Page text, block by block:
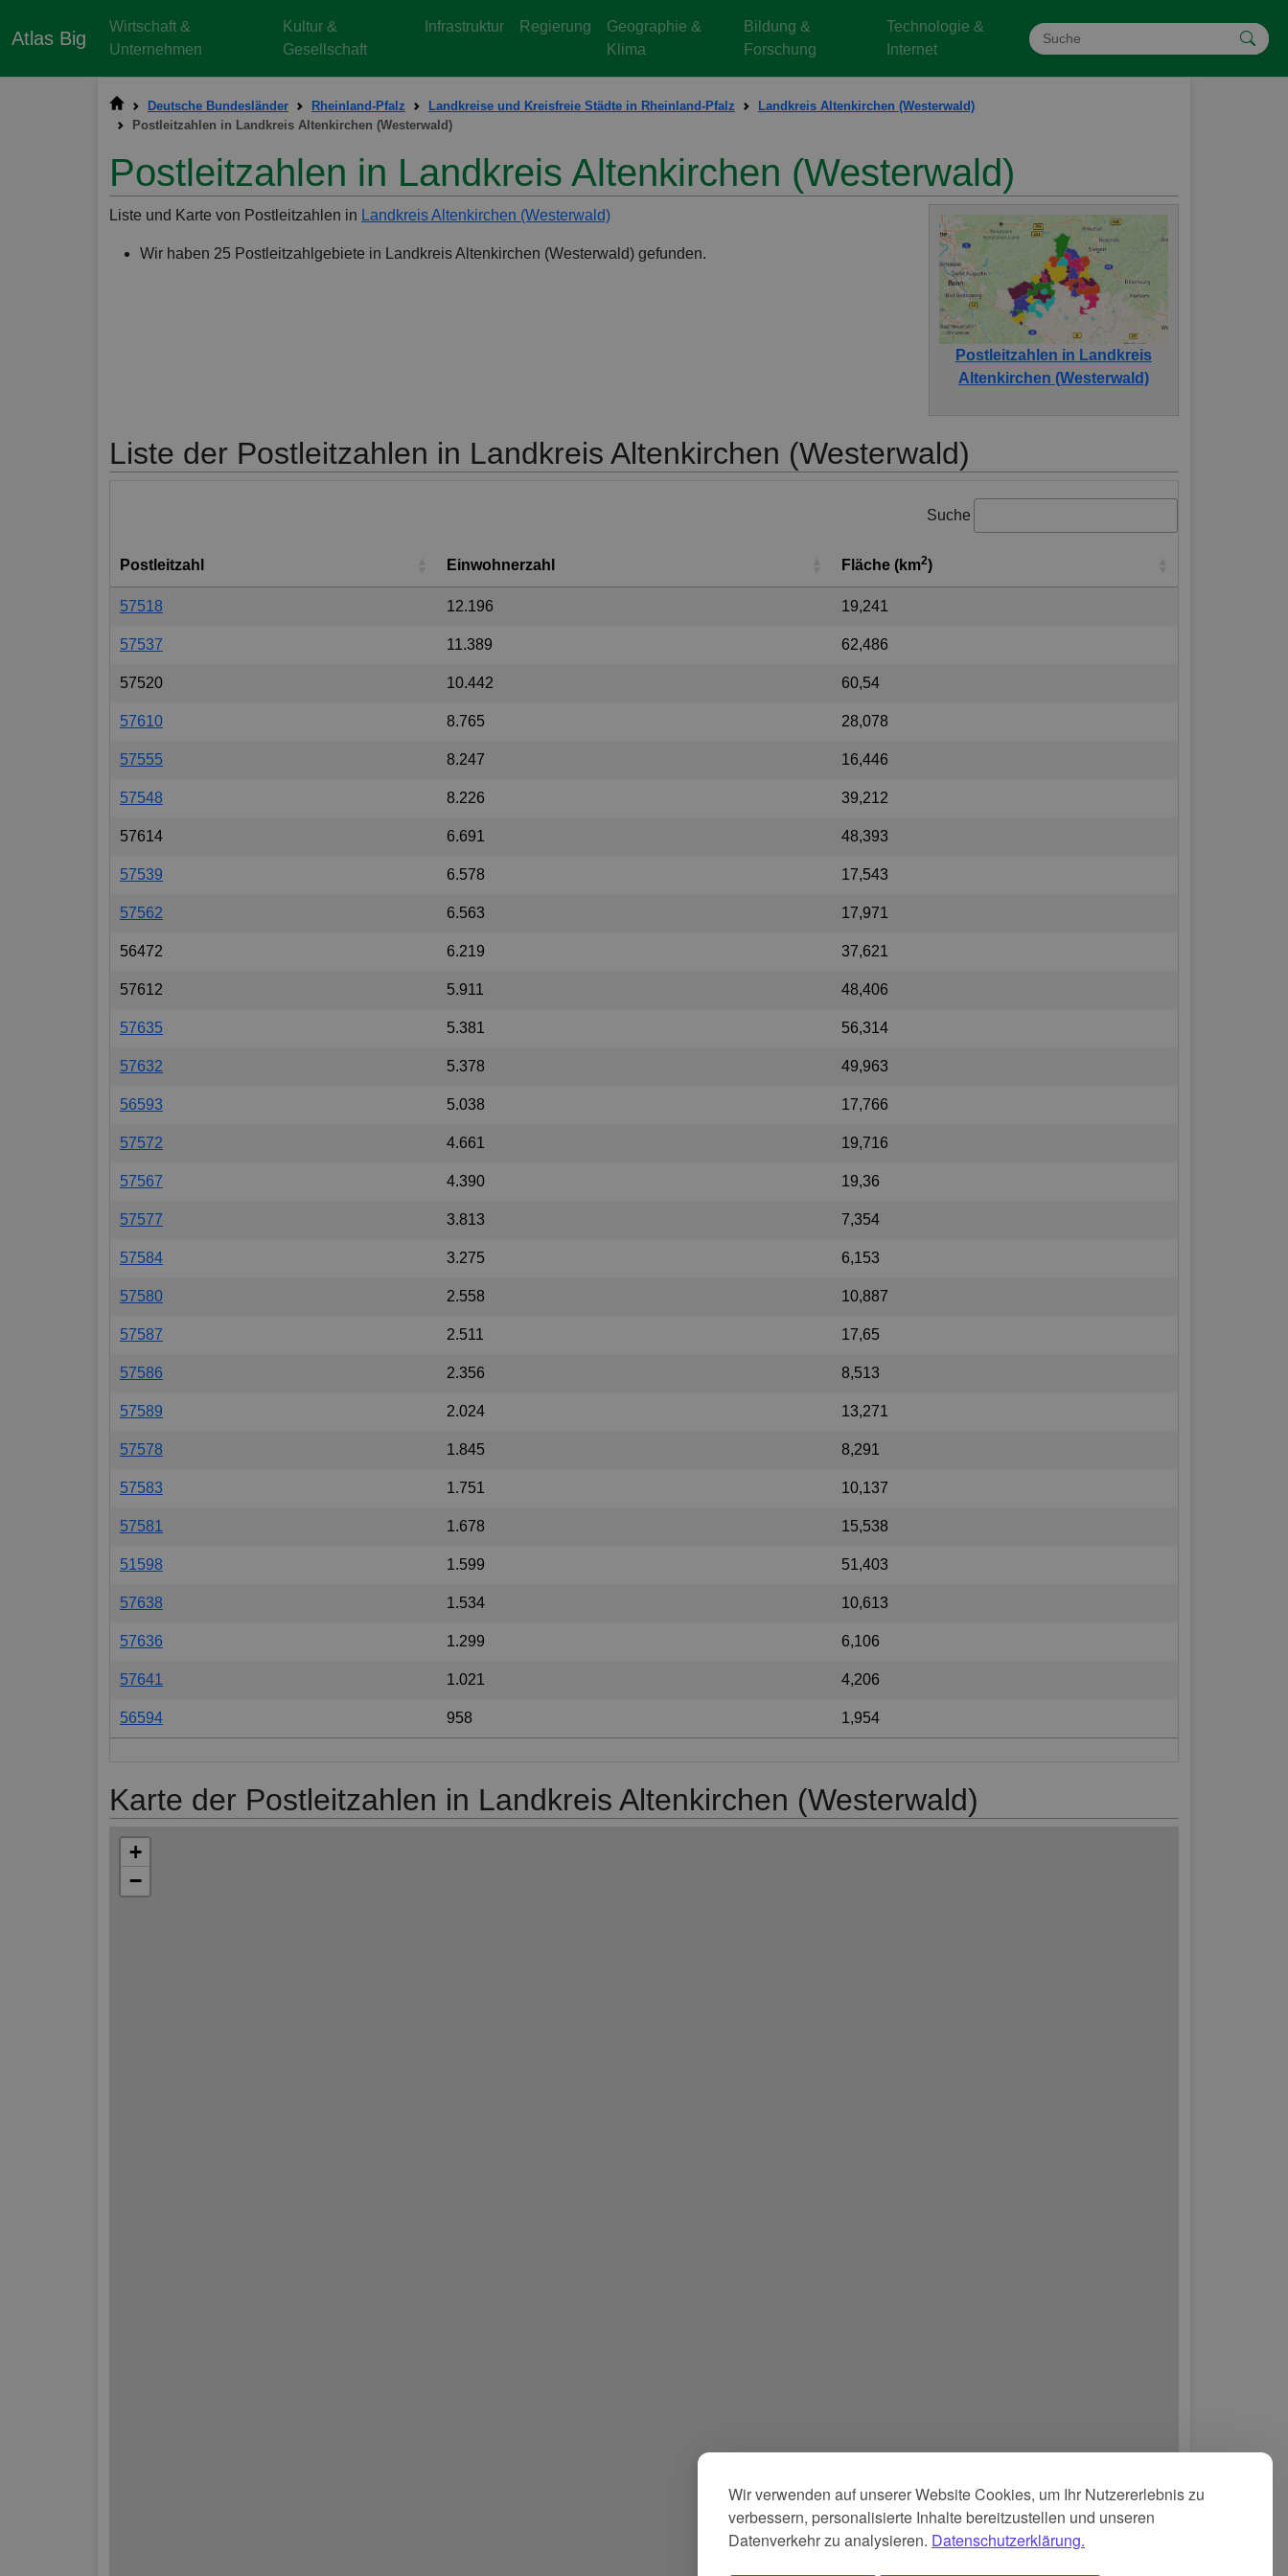
Wir verwenden auf unserer Website Cookies, um Ihr Nutzererlebnis zu
verbessern, personalisierte Inhalte bereitzustellen und unseren
Datenverkehr zu analysieren. Datenschutzerklärung.
Atlas Big
Wirtschaft &
Unternehmen
Kultur &
Gesellschaft
Infrastruktur Regierung
Geographie &
Klima
Bildung &
Forschung
Technologie &
Internet
Deutsche Bundesländer Rheinland-Pfalz Landkreise und Kreisfreie Städte in Rheinland-Pfalz
Landkreis Altenkirchen (Westerwald)
Postleitzahlen in Landkreis Altenkirchen (Westerwald)
Postleitzahlen in Landkreis Altenkirchen (Westerwald)
Liste und Karte von Postleitzahlen in Landkreis Altenkirchen (Westerwald)
Wir haben 25 Postleitzahlgebiete in Landkreis Altenkirchen (Westerwald) gefunden.
Postleitzahlen in Landkreis
Altenkirchen (Westerwald)
Liste der Postleitzahlen in Landkreis Altenkirchen (Westerwald)
Suche
Postleitzahl Einwohnerzahl Fläche (km2)
57518 12.196 19,241
57537 11.389 62,486
57520 10.442 60,54
57610 8.765 28,078
57555 8.247 16,446
57548 8.226 39,212
57614 6.691 48,393
57539 6.578 17,543
57562 6.563 17,971
56472 6.219 37,621
57612 5.911 48,406
57635 5.381 56,314
57632 5.378 49,963
56593 5.038 17,766
57572 4.661 19,716
57567 4.390 19,36
57577 3.813 7,354
57584 3.275 6,153
57580 2.558 10,887
57587 2.511 17,65
57586 2.356 8,513
57589 2.024 13,271
57578 1.845 8,291
57583 1.751 10,137
57581 1.678 15,538
51598 1.599 51,403
57638 1.534 10,613
57636 1.299 6,106
57641 1.021 4,206
56594 958 1,954
Karte der Postleitzahlen in Landkreis Altenkirchen (Westerwald)
+
−